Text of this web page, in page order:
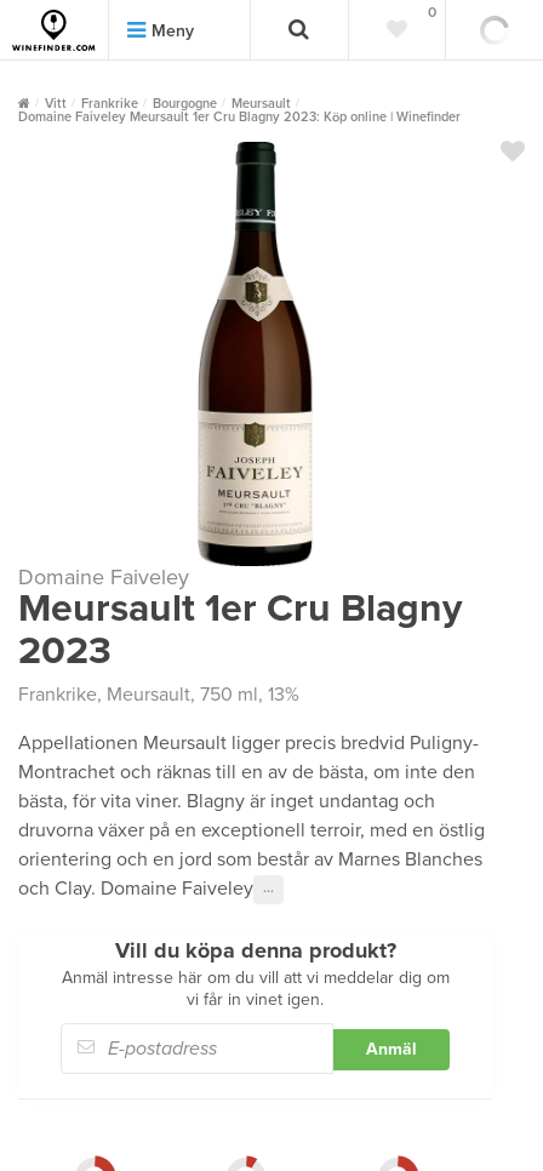
Meny
0
Vitt Frankrike Bourgogne
Meursault
Domaine Faiveley Meursault 1er Cru Blagny 2023: Köp online | Winefinder
Domaine Faiveley
Meursault 1er Cru Blagny
2023
Frankrike, Meursault, 750 ml, 13%
Appellationen Meursault ligger precis bredvid Puligny-
Montrachet och räknas till en av de bästa, om inte den
bästa, för vita viner. Blagny är inget undantag och
druvorna växer på en exceptionell terroir, med en östlig
orientering och en jord som består av Marnes Blanches
och Clay. Domaine Faiveley
···
Vill du köpa denna produkt?
Anmäl intresse här om du vill att vi meddelar dig om
vi får in vinet igen.
Anmäl
""